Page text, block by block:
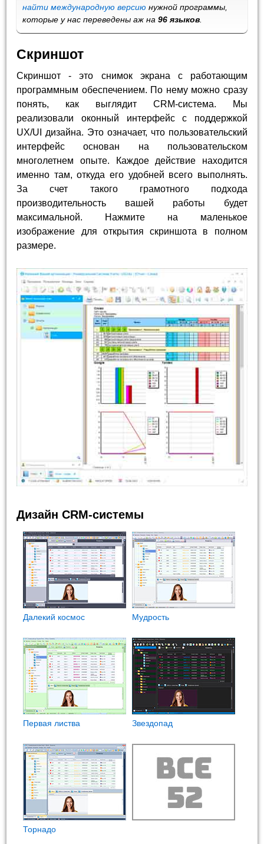
найти международную версию нужной программы,
которые у нас переведены аж на96 языков
Скриншот
Скриншот - это снимок экрана с работающим
программным обеспечением. По нему можно сразу
понять, как выглядит CRM-система. Мы
реализовали оконный интерфейс с поддержкой
UX/UI дизайна. Это означает, что пользовательский
интерфейс основан на пользовательском
многолетнем опыте. Каждое действие находится
именно там, откуда его удобней всего выполнять.
За счет такого грамотного подхода
производительность вашей работы будет
максимальной. Нажмите на маленькое
изображение для открытия скриншота в полном
размере.
Дизайн CRM-системы
Далекий космос Мудрость
Первая листва Звездопад
Торнадо